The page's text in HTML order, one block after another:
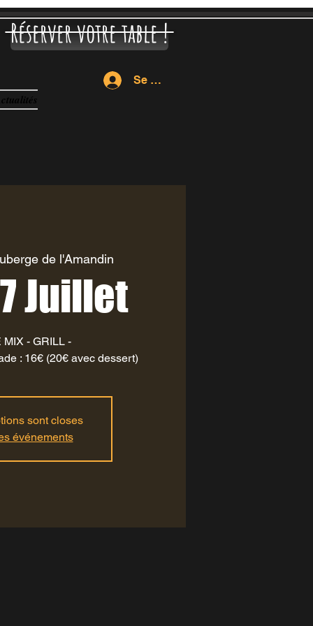
Réserver votre table !
Se connecter
de l'Amandin
Juillet
MIX - GRILL -
: 16€ (20€ avec dessert)
sont closes
événements